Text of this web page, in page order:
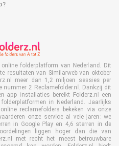
folderplatform van Nederland. Dit
resultaten van Similarweb van oktober
meer dan 1,2 miljoen sessies per
2 Reclamefolder.nl. Dankzij dit
app installaties bereikt Folderz.nl een
in Nederland. Jaarlijks
reclamefolders bekeken via onze
onze service al vele jaren: we
in Google Play en 4,6 sterren in de
liggen hoger dan die van
met recht het meest betrouwbare